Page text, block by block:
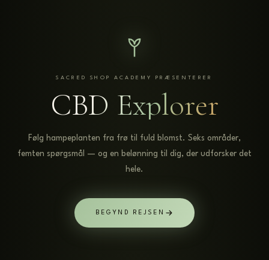
SACRED SHOP ACADEMY PRÆSENTERER
CBD Explorer
Følg hampeplanten fra frø til fuld blomst. Seks områder,
femten spørgsmål — og en belønning til dig, der udforsker det
hele.
BEGYND REJSEN